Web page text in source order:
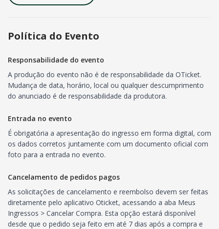
Política do Evento
Responsabilidade do evento
A produção do evento não é de responsabilidade da OTicket.
Mudança de data, horário, local ou qualquer descumprimento
do anunciado é de responsabilidade da produtora.
Entrada no evento
É obrigatória a apresentação do ingresso em forma digital, com
os dados corretos juntamente com um documento oficial com
foto para a entrada no evento.
Cancelamento de pedidos pagos
As solicitações de cancelamento e reembolso devem ser feitas
diretamente pelo aplicativo Oticket, acessando a aba Meus
Ingressos > Cancelar Compra. Esta opção estará disponível
desde que o pedido seja feito em até 7 dias após a compra e